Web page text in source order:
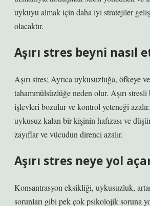
uykuyu almak için daha iyi stratejiler
olacaktır.
Aşırı stres beyni nasıl
Aşırı stres; Ayrıca uykusuzluğa, öfkeye
tahammülsüzlüğe neden olur. Aşırı stresli
işlevleri bozulur ve kontrol yeteneği
uykusuz kalan bir kişinin hafızası ve
zayıflar ve vücudun direnci azalır.
Aşırı stres neye yol
Konsantrasyon eksikliği, uykusuzluk,
sorunları gibi pek çok psikolojik soruna